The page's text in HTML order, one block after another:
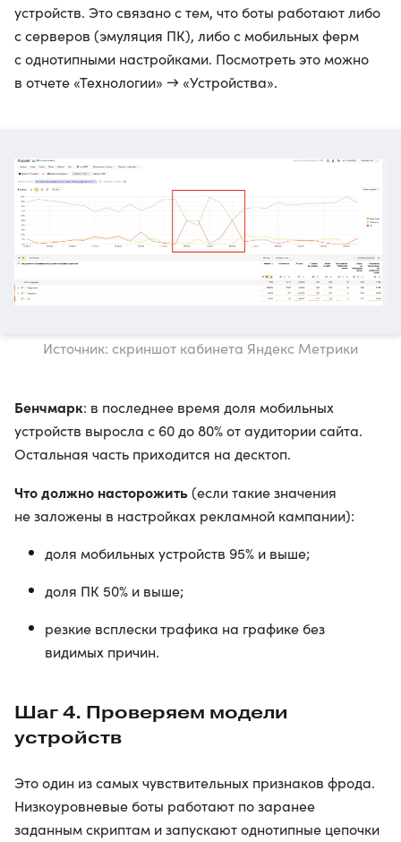
устройств. Это связано с тем, что боты работают либо
с серверов (эмуляция ПК), либо с мобильных ферм
с однотипными настройками. Посмотреть это можно
в отчете «Технологии» → «Устройства».
Источник: скриншот кабинета Яндекс Метрики
Бенчмарк: в последнее время доля мобильных
устройств выросла с 60 до 80% от аудитории сайта.
Остальная часть приходится на десктоп.
Что должно насторожить(если такие значения
не заложены в настройках рекламной кампании):
доля мобильных устройств 95% и выше;
доля ПК 50% и выше;
резкие всплески трафика на графике без
видимых причин.
Шаг 4. Проверяем модели
устройств
Это один из самых чувствительных признаков фрода.
Низкоуровневые боты работают по заранее
заданным скриптам и запускают однотипные цепочки